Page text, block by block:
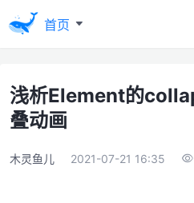
首页
浅析Element的
叠动画
木灵鱼儿 2021-07-21 16:35